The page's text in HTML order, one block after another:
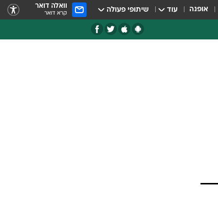
אופנה עוד שיתופי פעולה וואלה דואר
קרא דואר